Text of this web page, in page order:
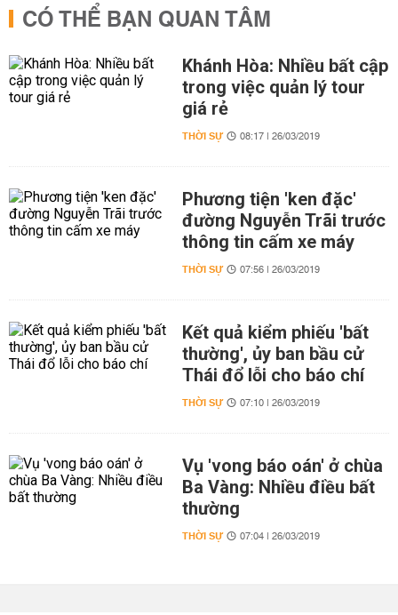
CÓ THỂ BẠN QUAN TÂM
Khánh Hòa: Nhiều bất cập
trong việc quản lý tour
giá rẻ
THỜI SỰ 08:17 | 26/03/2019
Phương tiện 'ken đặc'
đường Nguyễn Trãi trước
thông tin cấm xe máy
THỜI SỰ 07:56 | 26/03/2019
Kết quả kiểm phiếu 'bất
thường', ủy ban bầu cử
Thái đổ lỗi cho báo chí
THỜI SỰ 07:10 | 26/03/2019
Vụ 'vong báo oán' ở chùa
Ba Vàng: Nhiều điều bất
thường
THỜI SỰ 07:04 | 26/03/2019